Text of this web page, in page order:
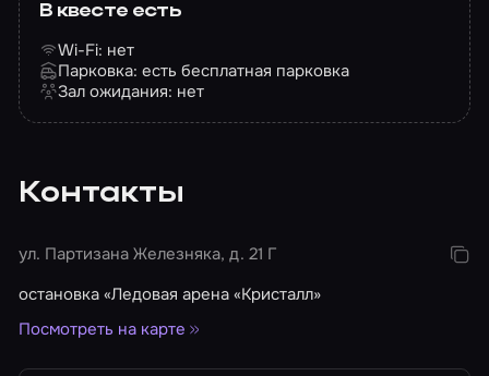
В квесте есть
Wi-Fi: нет
Парковка: есть бесплатная парковка
Зал ожидания: нет
Контакты
ул. Партизана Железняка, д. 21 Г
остановка «Ледовая арена «Кристалл»
Посмотреть на карте